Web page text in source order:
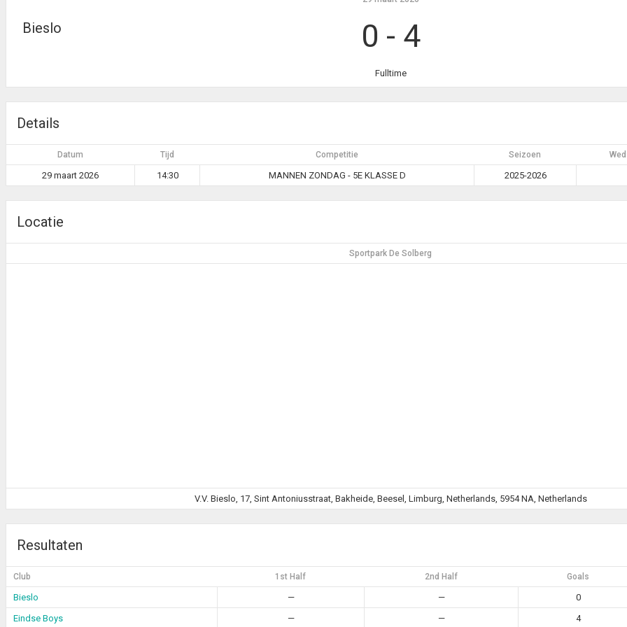
Bieslo 0 - 4
Fulltime
Details
Datum Tijd Competitie Seizoen
29 maart 2026 14:30 MANNEN ZONDAG - 5E KLASSE D 2025-2026
Locatie
Sportpark De Solberg
V.V. Bieslo, 17, Sint Antoniusstraat, Bakheide, Beesel, Limburg, Netherlands, 5954 NA, Netherlands
Resultaten
Club 1st Half 2nd Half Goals
Bieslo — — 0
Eindse Boys
— — 4